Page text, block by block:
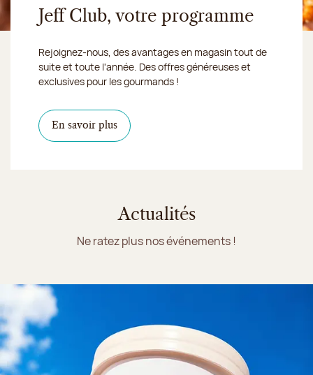
Jeff Club, votre programme
Rejoignez-nous, des avantages en magasin tout de
suite et toute l'année. Des offres généreuses et
exclusives pour les gourmands !
En savoir plus
Actualités
Ne ratez plus nos événements !